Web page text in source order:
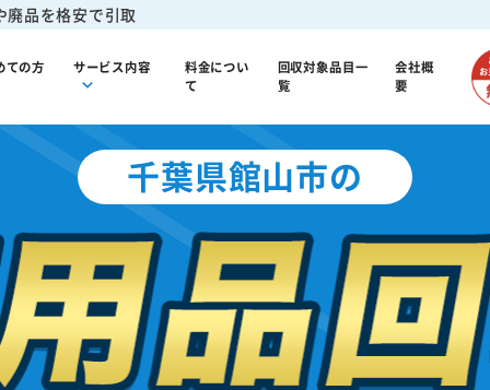
廃品を格安で引取
ての方 サービス内容
料金につい
て
回収対象品目一
覧
会社概
要
千葉県館山市の